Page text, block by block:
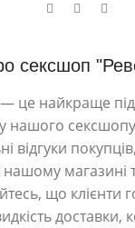
сексшоп
— це найкраще
нашого
відгуки
нашому магазині
що клієнти
доставки,